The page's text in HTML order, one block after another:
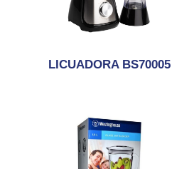
LICUADORA BS70005